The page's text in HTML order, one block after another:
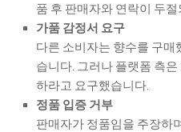
품 후 판매자와 연락이 두
가품 감정서 요구
다른 소비자는 향수를 구매
습니다. 그러나 플랫폼 측
하라고 요구했습니다.
정품 입증 거부
판매자가 정품임을 주장하